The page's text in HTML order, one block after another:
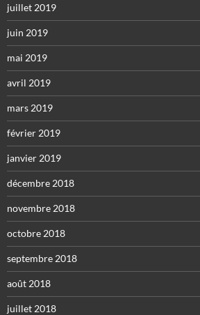
juillet 2019
juin 2019
mai 2019
avril 2019
mars 2019
février 2019
janvier 2019
décembre 2018
novembre 2018
octobre 2018
septembre 2018
août 2018
juillet 2018